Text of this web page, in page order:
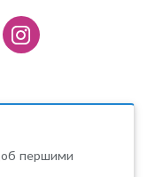
першими